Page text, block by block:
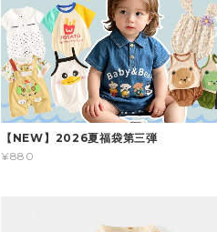
【NEW】2026夏福袋第三弾
¥880